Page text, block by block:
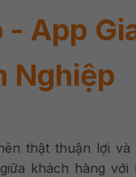
- App
Nghiệp
thật thuận lợi và
khách hàng